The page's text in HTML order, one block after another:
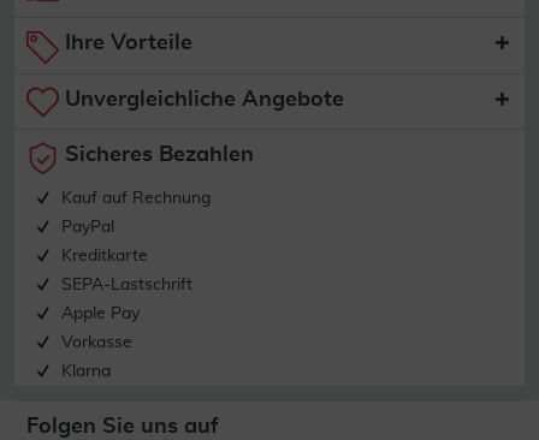
Ihre Vorteile
Unvergleichliche Angebote
Sicheres Bezahlen
Kauf auf Rechnung
PayPal
Kreditkarte
SEPA-Lastschrift
Apple Pay
Vorkasse
Klarna
Folgen Sie uns auf